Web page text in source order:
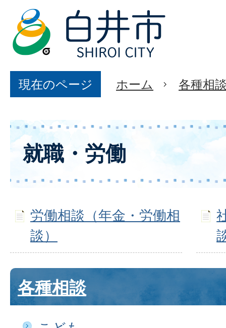
現在のページ ホーム 各種相
就職・労働
労働相談（年金・労働相
談）
各種相談